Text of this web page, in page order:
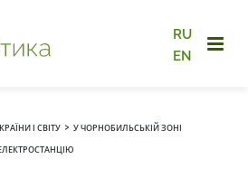
RU
EN
І СВІТУ › У ЧОРНОБИЛЬСЬКІЙ ЗОНІ